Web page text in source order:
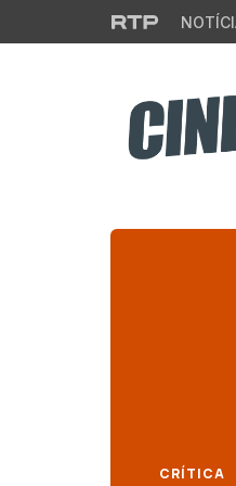
Saltar para o conteúdo
CRÍTICA